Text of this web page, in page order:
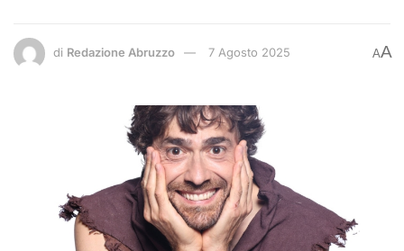
di Redazione Abruzzo 7 Agosto 2025 AA